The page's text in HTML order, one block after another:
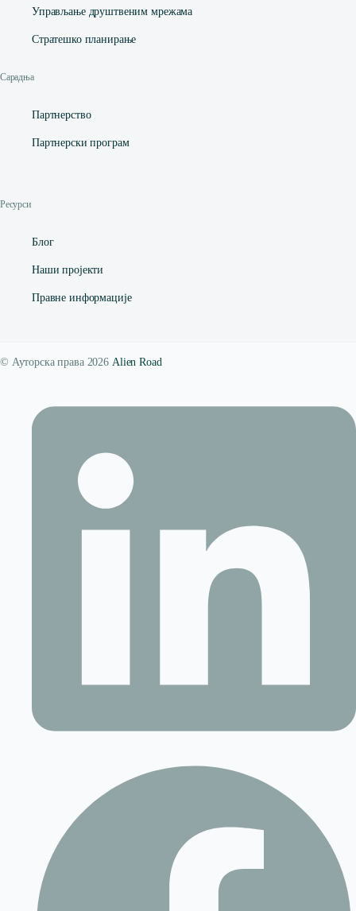
Управљање друштвеним мрежама
Стратешко планирање
Сарадња
Партнерство
Партнерски програм
Ресурси
Блог
Наши пројекти
Правне информације
© Ауторска права 2026 Alien Road